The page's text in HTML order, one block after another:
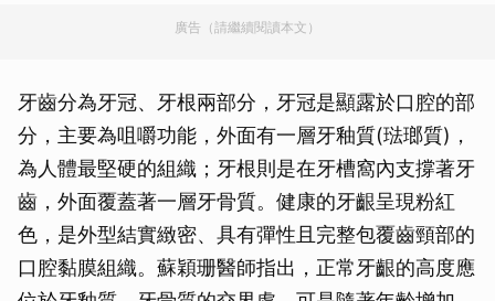
廣告（請繼續閱讀本文）
牙齒分為牙冠、牙根兩部分，牙冠是顯露於口腔的部
分，主要為咀嚼功能，外面有一層牙釉質(琺瑯質)，
為人體最堅硬的組織；牙根則是在牙槽窩內支撐著牙
齒，外面覆蓋著一層牙骨質。健康的牙齦呈現粉紅
色，是外型結實緻密、具有彈性且完整包覆齒頸部的
口腔黏膜組織。蘇穎珊醫師指出，正常牙齦的高度應